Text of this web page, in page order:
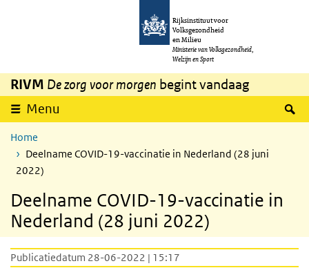
Overslaan en naar de inhoud gaan
Rijksinstituut voor
Volksgezondheid
en Milieu
Ministerie van Volksgezondheid,
Welzijn en Sport
RIVM De zorg voor morgen begint vandaag
Menu
Home
Deelname COVID-19-vaccinatie in Nederland (28 juni
2022)
Deelname COVID-19-vaccinatie in
Nederland (28 juni 2022)
Publicatiedatum 28-06-2022 | 15:17